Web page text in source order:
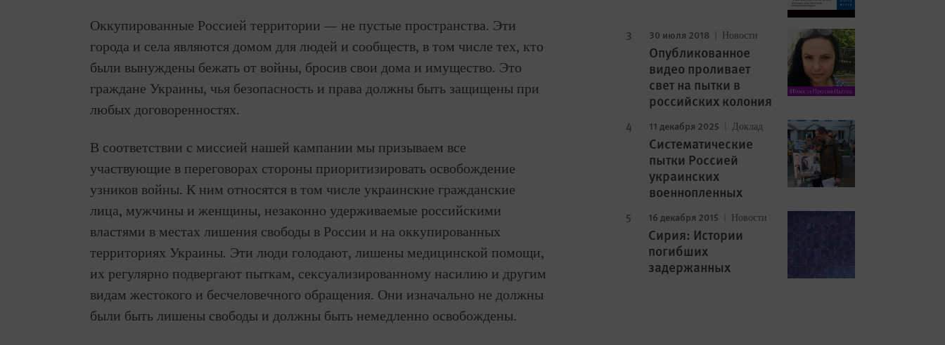
Оккупированные Россией территории — не пустые пространства. Эти
города и села являются домом для людей и сообществ, в том числе тех, кто
были вынуждены бежать от войны, бросив свои дома и имущество. Это
граждане Украины, чья безопасность и права должны быть защищены при
любых договоренностях.
В соответствии с миссией нашей кампании мы призываем все
участвующие в переговорах стороны приоритизировать освобождение
узников войны. К ним относятся в том числе украинские гражданские
лица, мужчины и женщины, незаконно удерживаемые российскими
властями в местах лишения свободы в России и на оккупированных
территориях Украины. Эти люди голодают, лишены медицинской помощи,
их регулярно подвергают пыткам, сексуализированному насилию и другим
видам жестокого и бесчеловечного обращения. Они изначально не должны
были быть лишены свободы и должны быть немедленно освобождены.
30 июля 2018 Новости
Опубликованное
видео проливает
свет на пытки в
российских колония
11 декабря 2025 Доклад
Cистематические
пытки Россией
украинских
военнопленных
16 декабря 2015 Новости
Сирия: Истории
погибших
задержанных